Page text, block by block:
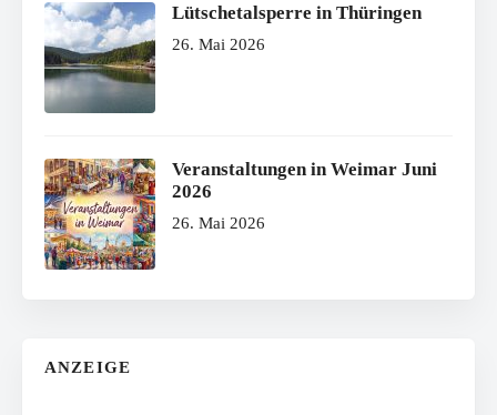
Lütschetalsperre in Thüringen
26. Mai 2026
Veranstaltungen in Weimar Juni
2026
26. Mai 2026
ANZEIGE